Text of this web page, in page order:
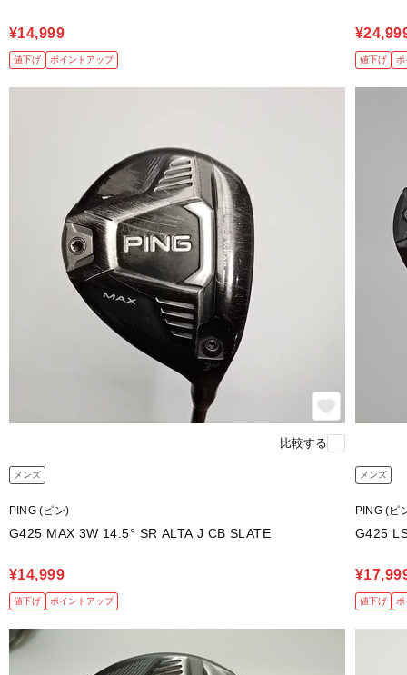
¥14,999
値下げ ポイントアップ 値下げ
比較する
メンズ
PING (ピン)
G425 MAX 3W 14.5° SR ALTA J CB SLATE
¥14,999
値下げ ポイントアップ
メンズ
PING (ピ
G425
値下げ